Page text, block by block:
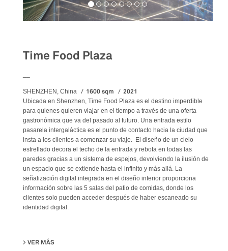
Time Food Plaza
SHENZHEN, China 1600 sqm 2021
Ubicada en Shenzhen, Time Food Plaza es el destino imperdible
para quienes quieren viajar en el tiempo a través de una oferta
gastronómica que va del pasado al futuro. Una entrada estilo
pasarela intergaláctica es el punto de contacto hacia la ciudad que
insta a los clientes a comenzar su viaje. El diseño de un cielo
estrellado decora el techo de la entrada y rebota en todas las
paredes gracias a un sistema de espejos, devolviendo la ilusión de
un espacio que se extiende hasta el infinito y más allá. La
señalización digital integrada en el diseño interior proporciona
información sobre las 5 salas del patio de comidas, donde los
clientes solo pueden acceder después de haber escaneado su
identidad digital.
VER MÁS